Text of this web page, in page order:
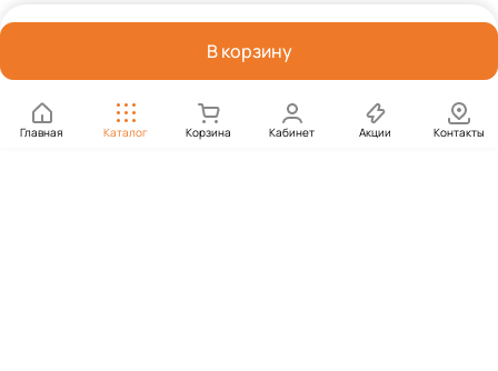
В корзину
Главная Каталог Корзина Кабинет Акции Контакты